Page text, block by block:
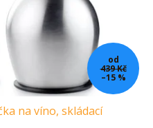
od
439 Kč
–15 %
na víno, skládací